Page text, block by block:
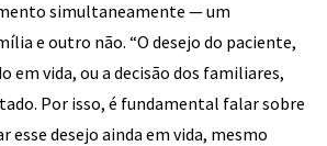
simultaneamente — um
e outro não. “O desejo do paciente,
em vida, ou a decisão dos familiares,
Por isso, é fundamental falar sobre
esse desejo ainda em vida, mesmo